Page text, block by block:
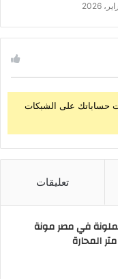
حساباتك على الشبكات
تعليقات
في مصر مونة
المحارة